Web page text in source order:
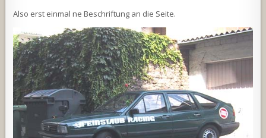
Also erst einmal ne Beschriftung an die Seite.